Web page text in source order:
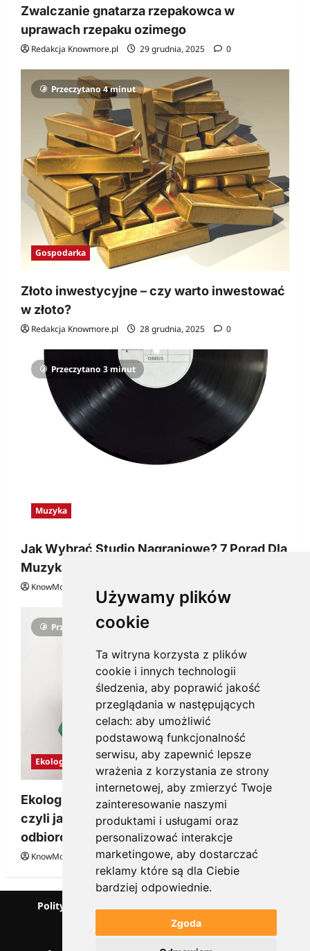
Używamy plików
cookie
Ta witryna korzysta z plików
cookie i innych technologii
śledzenia, aby poprawić jakość
przeglądania w następujących
celach: aby umożliwić
podstawową funkcjonalność
serwisu, aby zapewnić lepsze
wrażenia z korzystania ze strony
internetowej, aby zmierzyć Twoje
zainteresowanie naszymi
produktami i usługami oraz
personalizować interakcje
marketingowe, aby dostarczać
reklamy które są dla Ciebie
bardziej odpowiednie.
Zgoda
Zwalczanie gnatarza rzepakowca w
uprawach rzepaku ozimego
Redakcja Knowmore.pl 29 grudnia, 2025 0
Przeczytano 4 minut
Gospodarka
Złoto inwestycyjne – czy warto inwestować
w złoto?
Redakcja Knowmore.pl 28 grudnia, 2025 0
Przeczytano 3 minut
Muzyka
Jak Wybrać Studio Nagraniowe? 7 Porad Dla
Muzyka
KnowMore.pl
Przeczytano 3 minut
Ekologia
Ekologiczne gadżety reklamowe dla firmy,
czyli jak wzbudzić zainteresowanie
odbiorców
KnowMore.pl 28 grudnia, 2025 0
Polityka prywatności
Słownik marketingowy
Blog o przedsiębiorczości